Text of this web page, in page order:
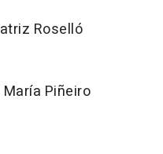
Roselló
María Piñeiro